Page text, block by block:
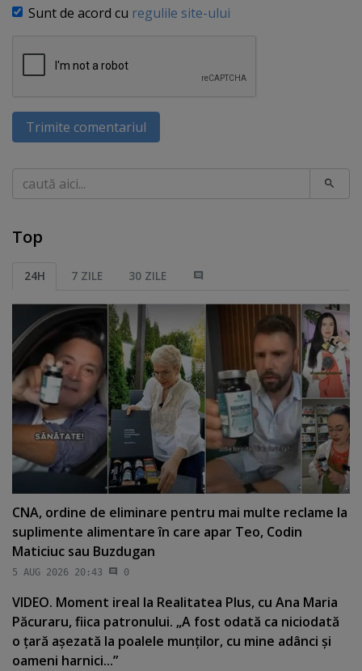
Sunt de acord cu regulile site-ului
Trimite comentariul
Caută
Top
24H 7 ZILE 30 ZILE
CNA, ordine de eliminare pentru mai multe reclame la
suplimente alimentare în care apar Teo, Codin
Maticiuc sau Buzdugan
5 AUG 2026 20:43 0
VIDEO. Moment ireal la Realitatea Plus, cu Ana Maria
Păcuraru, fiica patronului. „A fost odată ca niciodată
o ţară aşezată la poalele munţilor, cu mine adânci şi
oameni harnici...”